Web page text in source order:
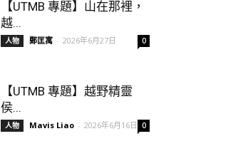
【UTMB 專題】山在那裡，
越...
人物 鄭匡寓 - 2026年6月27日 0
【UTMB 專題】越野精靈
侯...
人物 Mavis Liao - 2026年6月16日 0